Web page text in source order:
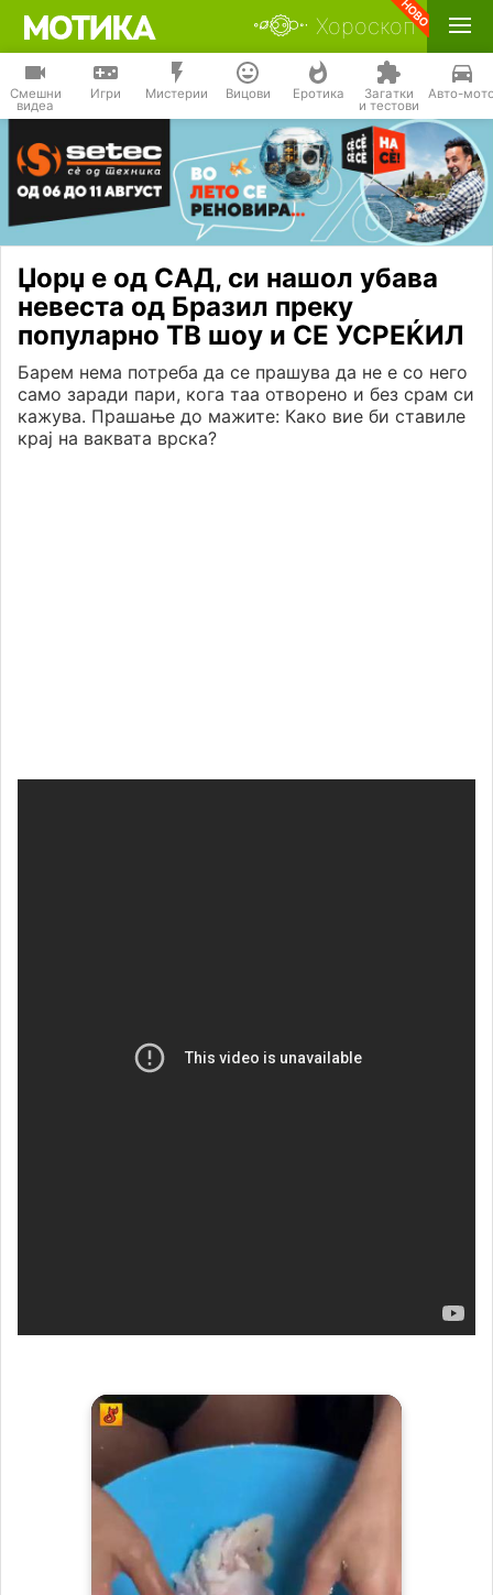
Хороскоп
Смешни
видеа
Игри Мистерии Вицови Еротика Загатки
и тестови
Авто-
Џорџ е од САД, си нашол убава
невеста од Бразил преку
популарно ТВ шоу и СЕ УСРЕЌИЛ
Барем нема потреба да се прашува да не е со него
само заради пари, кога таа отворено и без срам си
кажува. Прашање до мажите: Како вие би ставиле
крај на ваквата врска?